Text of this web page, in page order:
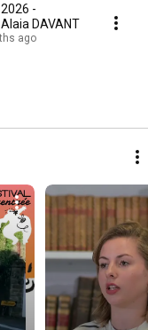
-
DAVANT
ago